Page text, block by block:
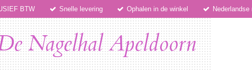
BTW Snelle levering Ophalen in de winkel Nederlandse
Nagelhal Apeldoorn